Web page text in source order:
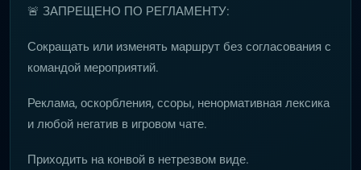
🚨 ЗАПРЕЩЕНО ПО РЕГЛАМЕНТУ:
Сокращать или изменять маршрут без согласования с
командой мероприятий.
Реклама, оскорбления, ссоры, ненормативная лексика
и любой негатив в игровом чате.
Приходить на конвой в нетрезвом виде.